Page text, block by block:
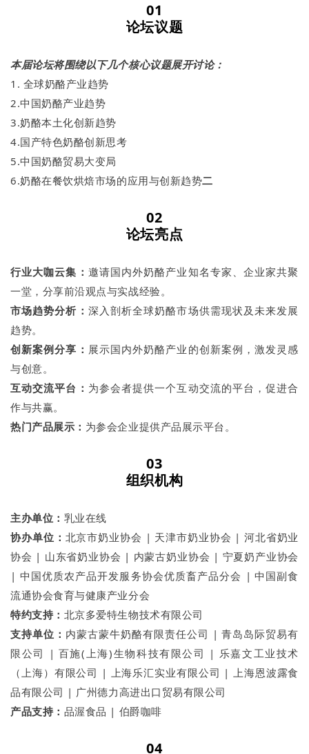
01
论坛议题
本届论坛将围绕以下几个核心议题展开讨论：
1. 全球奶酪产业趋势
2.中国奶酪产业趋势
3.奶酪本土化创新趋势
4.国产特色奶酪创新思考
5.中国奶酪贸易大变局
6.奶酪在餐饮烘焙市场的应用与创新趋势二
02
论坛亮点
行业大咖云集： 邀请国内外奶酪产业知名专家、企业家共聚
一堂，分享前沿观点与实战经验。
市场趋势分析： 深入剖析全球奶酪市场供需现状及未来发展
趋势。
创新案例分享： 展示国内外奶酪产业的创新案例，激发灵感
与创意。
互动交流平台： 为参会者提供一个互动交流的平台，促进合
作与共赢。
热门产品展示： 为参会企业提供产品展示平台。
03
组织机构
主办单位： 乳业在线
协办单位： 北京市奶业协会 | 天津市奶业协会 | 河北省奶业
协会 | 山东省奶业协会 | 内蒙古奶业协会 | 宁夏奶产业协会
| 中国优质农产品开发服务协会优质畜产品分会 | 中国副食
流通协会食育与健康产业分会
特约支持： 北京多爱特生物技术有限公司
支持单位： 内蒙古蒙牛奶酪有限责任公司 | 青岛岛际贸易有
限公司 | 百施(上海)生物科技有限公司 | 乐嘉文工业技术
（上海）有限公司 | 上海乐汇实业有限公司 | 上海恩波露食
品有限公司 | 广州德力高进出口贸易有限公司
产品支持： 品渥食品 | 伯爵咖啡
04